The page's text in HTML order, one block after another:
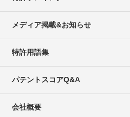
メディア掲載&お知らせ
特許用語集
パテントスコアQ&A
会社概要